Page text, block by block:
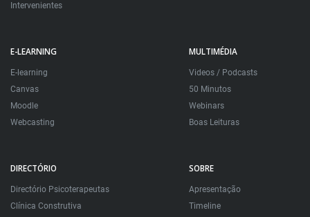
Intervenientes
E-LEARNING
E-learning
Canvas
Moodle
Webcasting
MULTIMÉDIA
Videos / Podcasts
50 Minutos
Webinars
Boas Leituras
DIRECTÓRIO
Directório Psicoterapeutas
Clínica Construtiva
SOBRE
Apresentação
Timeline